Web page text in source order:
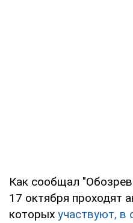
Как сообщал
17 октября проходят
которых участвуют, в